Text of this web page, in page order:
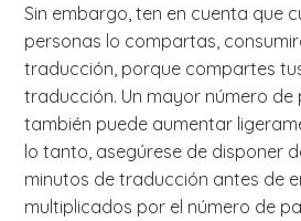
Sin embargo, ten en cuenta que
personas lo compartas,
traducción, porque compartes
traducción. Un mayor número
también puede aumentar
lo tanto, asegúrese de disponer
minutos de traducción antes de
multiplicados por el número de